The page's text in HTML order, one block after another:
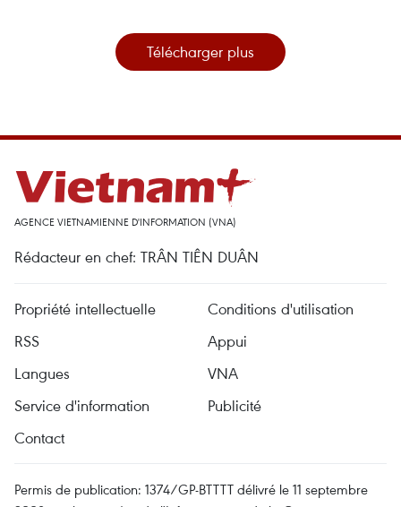
Télécharger plus
AGENCE VIETNAMIENNE D'INFORMATION (VNA)
Rédacteur en chef: TRÂN TIÊN DUÂN
Propriété intellectuelle
Conditions d'utilisation
RSS
Appui
Langues
VNA
Service d'information
Publicité
Contact
Permis de publication: 1374/GP-BTTTT délivré le 11 septembre